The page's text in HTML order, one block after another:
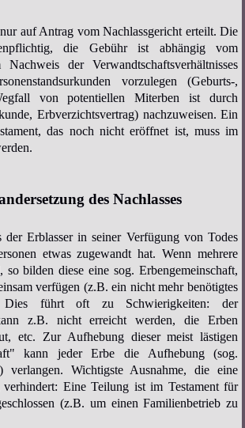
auf Antrag vom Nachlassgericht erteilt. Die
die Gebühr ist abhängig vom
der Verwandtschaftsverhältnisses
vorzulegen (Geburts-,
von potentiellen Miterben ist durch
Erbverzichtsvertrag) nachzuweisen. Ein
das noch nicht eröffnet ist, muss im
des Nachlasses
der Erblasser in seiner Verfügung von Todes
etwas zugewandt hat. Wenn mehrere
so bilden diese eine sog. Erbengemeinschaft,
verfügen (z.B. ein nicht mehr benötigtes
Dies führt oft zu Schwierigkeiten: der
z.B. nicht erreicht werden, die Erben
etc. Zur Aufhebung dieser meist lästigen
kann jeder Erbe die Aufhebung (sog.
verlangen. Wichtigste Ausnahme, die eine
verhindert: Eine Teilung ist im Testament für
(z.B. um einen Familienbetrieb zu